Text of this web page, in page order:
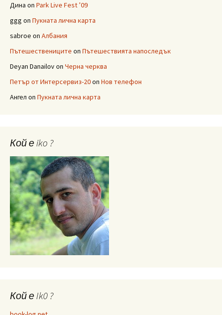
Дина on Park Live Fest ’09
ggg on Пукната лична карта
sabroe on Албания
Пътешествениците on Пътешествията напоследък
Deyan Danailovon Черна черква
Петър от Интерсервиз-20on Нов телефон
Ангел on Пукната лична карта
Кой е iko ?
Кой е Ik0 ?